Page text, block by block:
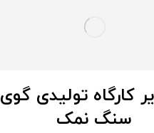
کارگاه تولیدی گوی
سنگ نمک